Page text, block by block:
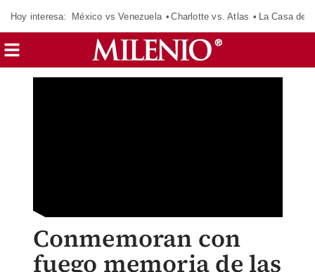
Hoy interesa: México vs Venezuela Charlotte vs. Atlas La Casa de
Conmemoran con
fuego memoria de las